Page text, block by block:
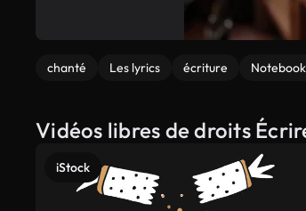
chanté Les lyrics écriture Notebook
Vidéos libres de droits
iStock